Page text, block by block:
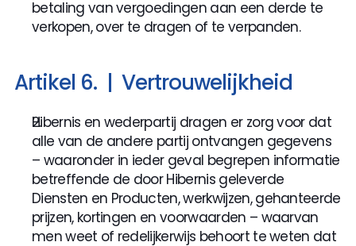
betaling van vergoedingen aan een derde te
verkopen, over te dragen of te verpanden.
Artikel 6.  |  Vertrouwelijkheid
Hibernis en wederpartij dragen er zorg voor dat
alle van de andere partij ontvangen gegevens
– waaronder in ieder geval begrepen informatie
betreffende de door Hibernis geleverde
Diensten en Producten, werkwijzen, gehanteerde
prijzen, kortingen en voorwaarden – waarvan
men weet of redelijkerwijs behoort te weten dat